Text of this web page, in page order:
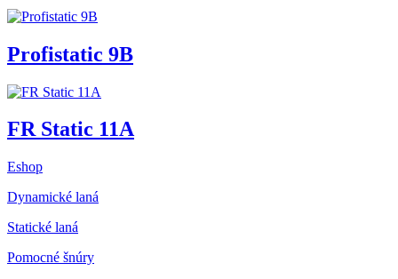
Profistatic 9B
FR Static 11A
Eshop
Dynamické laná
Statické laná
Pomocné šnúry